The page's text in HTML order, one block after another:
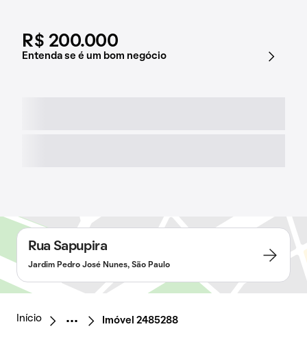
R$ 200.000
Entenda se é um bom negócio
Rua Sapupira
Jardim Pedro José Nunes, São Paulo
Início Imóvel 2485288